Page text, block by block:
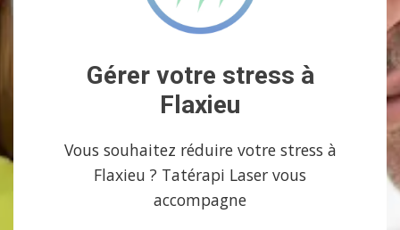
Gérer votre stress à
Flaxieu
Vous souhaitez réduire votre stress à
Flaxieu ? Tatérapi Laser vous
accompagne